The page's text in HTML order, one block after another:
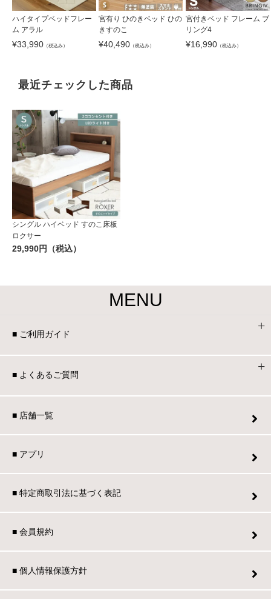
ハイタイプベッドフレー
ム アラル
¥33,990 （税込み）
宮有り ひのきベッド ひの
きすのこ
¥40,490 （税込み）
宮付きベッド フレーム ブ
リング4
¥16,990（税込み）
最近チェックした商品
シングル ハイベッド すのこ床板
ロクサー
29,990円（税込）
MENU
■ ご利用ガイド
■ よくあるご質問
■ 店舗一覧
■ アプリ
■ 特定商取引法に基づく表記
■ 会員規約
■ 個人情報保護方針